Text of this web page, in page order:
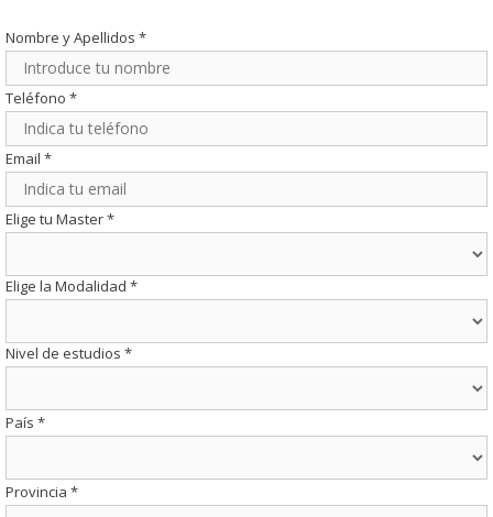
Nombre y Apellidos *
Teléfono *
Email *
Elige tu Master*
Elige la Modalidad *
Nivel de estudios *
País *
Provincia *